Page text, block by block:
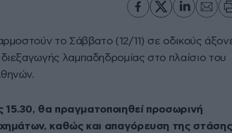
το Σάββατο (12/11) σε οδικούς
λαμπαδηδρομίας στο πλαίσιο του
15.30, θα πραγματοποιηθεί προσωρινή
καθώς και απαγόρευση της στάσης